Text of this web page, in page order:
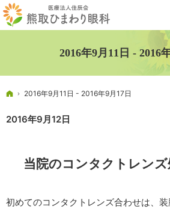
2016年9月11日 - 2016
ホーム
2016年9月11日 - 2016年9月17日
2016年9月12日
当院のコンタクトレン
初めてのコンタクトレンズ合わせは、